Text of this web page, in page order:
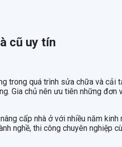
cũ uy tín
trong quá trình sửa chữa và
Gia chủ nên ưu tiên những
cấp nhà ở với nhiều năm
nghề, thi công chuyên